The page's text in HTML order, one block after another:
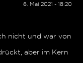
6. Mai 2021 - 18:20
nicht und war von
aber im Kern